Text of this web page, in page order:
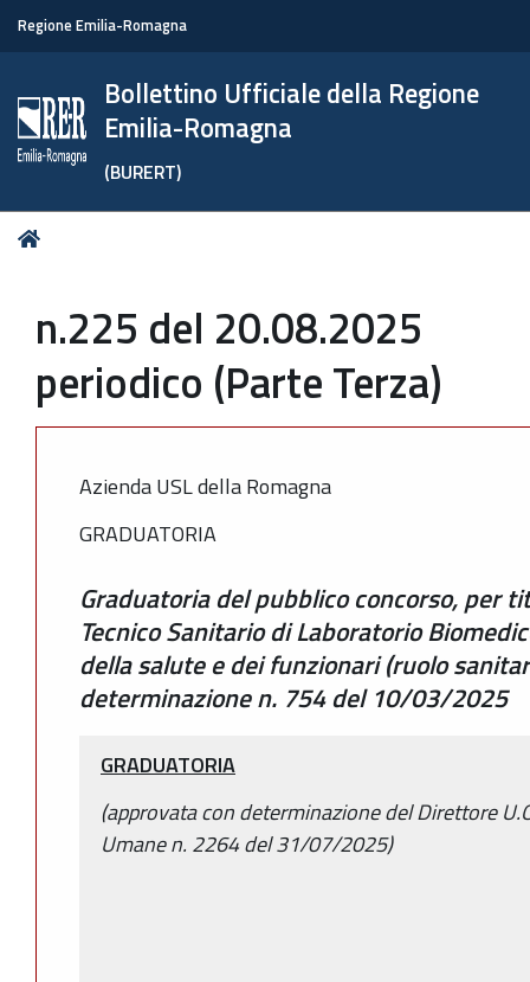
Regione Emilia-Romagna
Bollettino Ufficiale della Regione
Emilia-Romagna
(BURERT)
Tu
n.225 del 20.08.2025
periodico (Parte Terza)
Azienda USL della Romagna
GRADUATORIA
Graduatoria del pubblico concorso, per
Tecnico Sanitario di Laboratorio
della salute e dei funzionari (ruolo
determinazione n. 754 del 10/03/2025
GRADUATORIA
(approvata con determinazione del Direttore
Umane n. 2264 del 31/07/2025)